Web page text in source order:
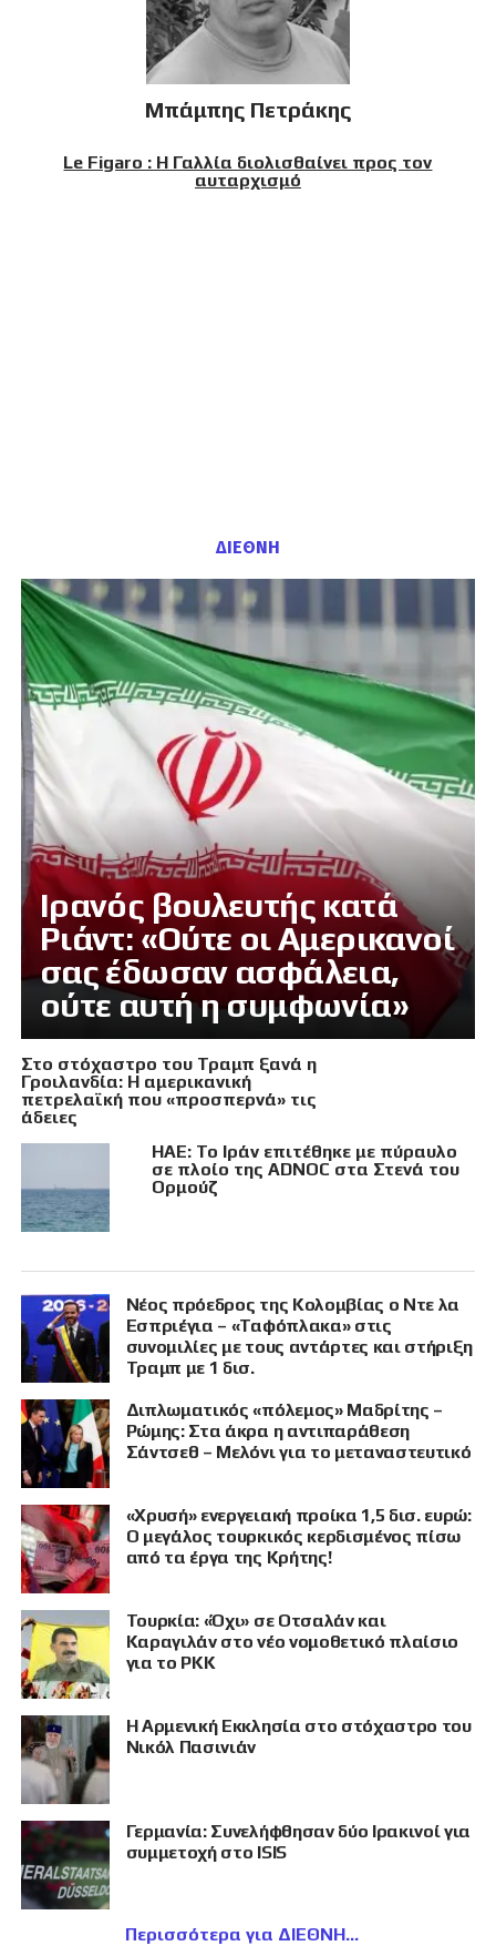
Μπάμπης Πετράκης
Le Figaro : Η Γαλλία διολισθαίνει προς τον
αυταρχισμό
ΔΙΕΘΝΗ
Ιρανός βουλευτής κατά
Ριάντ: «Ούτε οι Αμερικανοί
σας έδωσαν ασφάλεια,
ούτε αυτή η συμφωνία»
Στο στόχαστρο του Τραμπ ξανά η
Γροιλανδία: Η αμερικανική
πετρελαϊκή που «προσπερνά» τις
άδειες
ΗΑΕ: Το Ιράν επιτέθηκε με πύραυλο
σε πλοίο της ADNOC στα Στενά του
Ορμούζ
Νέος πρόεδρος της Κολομβίας ο Ντε λα
Εσπριέγια – «Ταφόπλακα» στις
συνομιλίες με τους αντάρτες και στήριξη
Τραμπ με 1 δισ.
Διπλωματικός «πόλεμος» Μαδρίτης –
Ρώμης: Στα άκρα η αντιπαράθεση
Σάντσεθ – Μελόνι για το μεταναστευτικό
«Χρυσή» ενεργειακή προίκα 1,5 δισ. ευρώ:
Ο μεγάλος τουρκικός κερδισμένος πίσω
από τα έργα της Κρήτης!
Τουρκία: «Όχι» σε Οτσαλάν και
Καραγιλάν στο νέο νομοθετικό πλαίσιο
για το PKK
Η Αρμενική Εκκλησία στο στόχαστρο του
Νικόλ Πασινιάν
Γερμανία: Συνελήφθησαν δύο Ιρακινοί για
συμμετοχή στο ISIS
Περισσότερα για ΔΙΕΘΝΗ